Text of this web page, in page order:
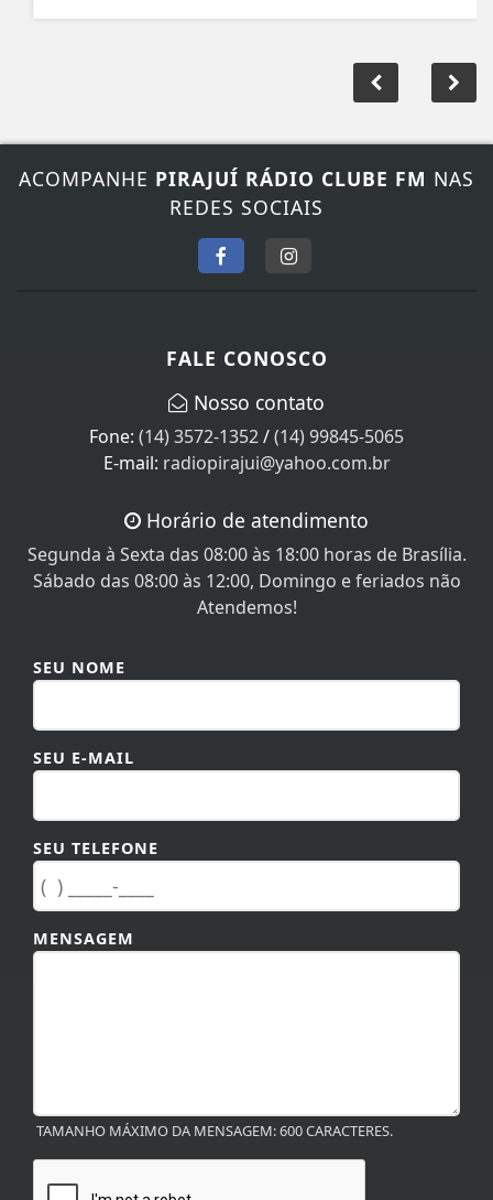
ACOMPANHE PIRAJUÍ RÁDIO CLUBE FM NAS
REDES SOCIAIS
FALE CONOSCO
Nosso contato
Fone: (14) 3572-1352/(14) 99845-5065
E-mail: radiopirajui@yahoo.com.br
Horário de atendimento
Segunda à Sexta das 08:00 às 18:00 horas de Brasília.
Sábado das 08:00 às 12:00, Domingo e feriados não
Atendemos!
SEU NOME
SEU E-MAIL
SEU TELEFONE
MENSAGEM
TAMANHO MÁXIMO DA MENSAGEM: 600 CARACTERES.